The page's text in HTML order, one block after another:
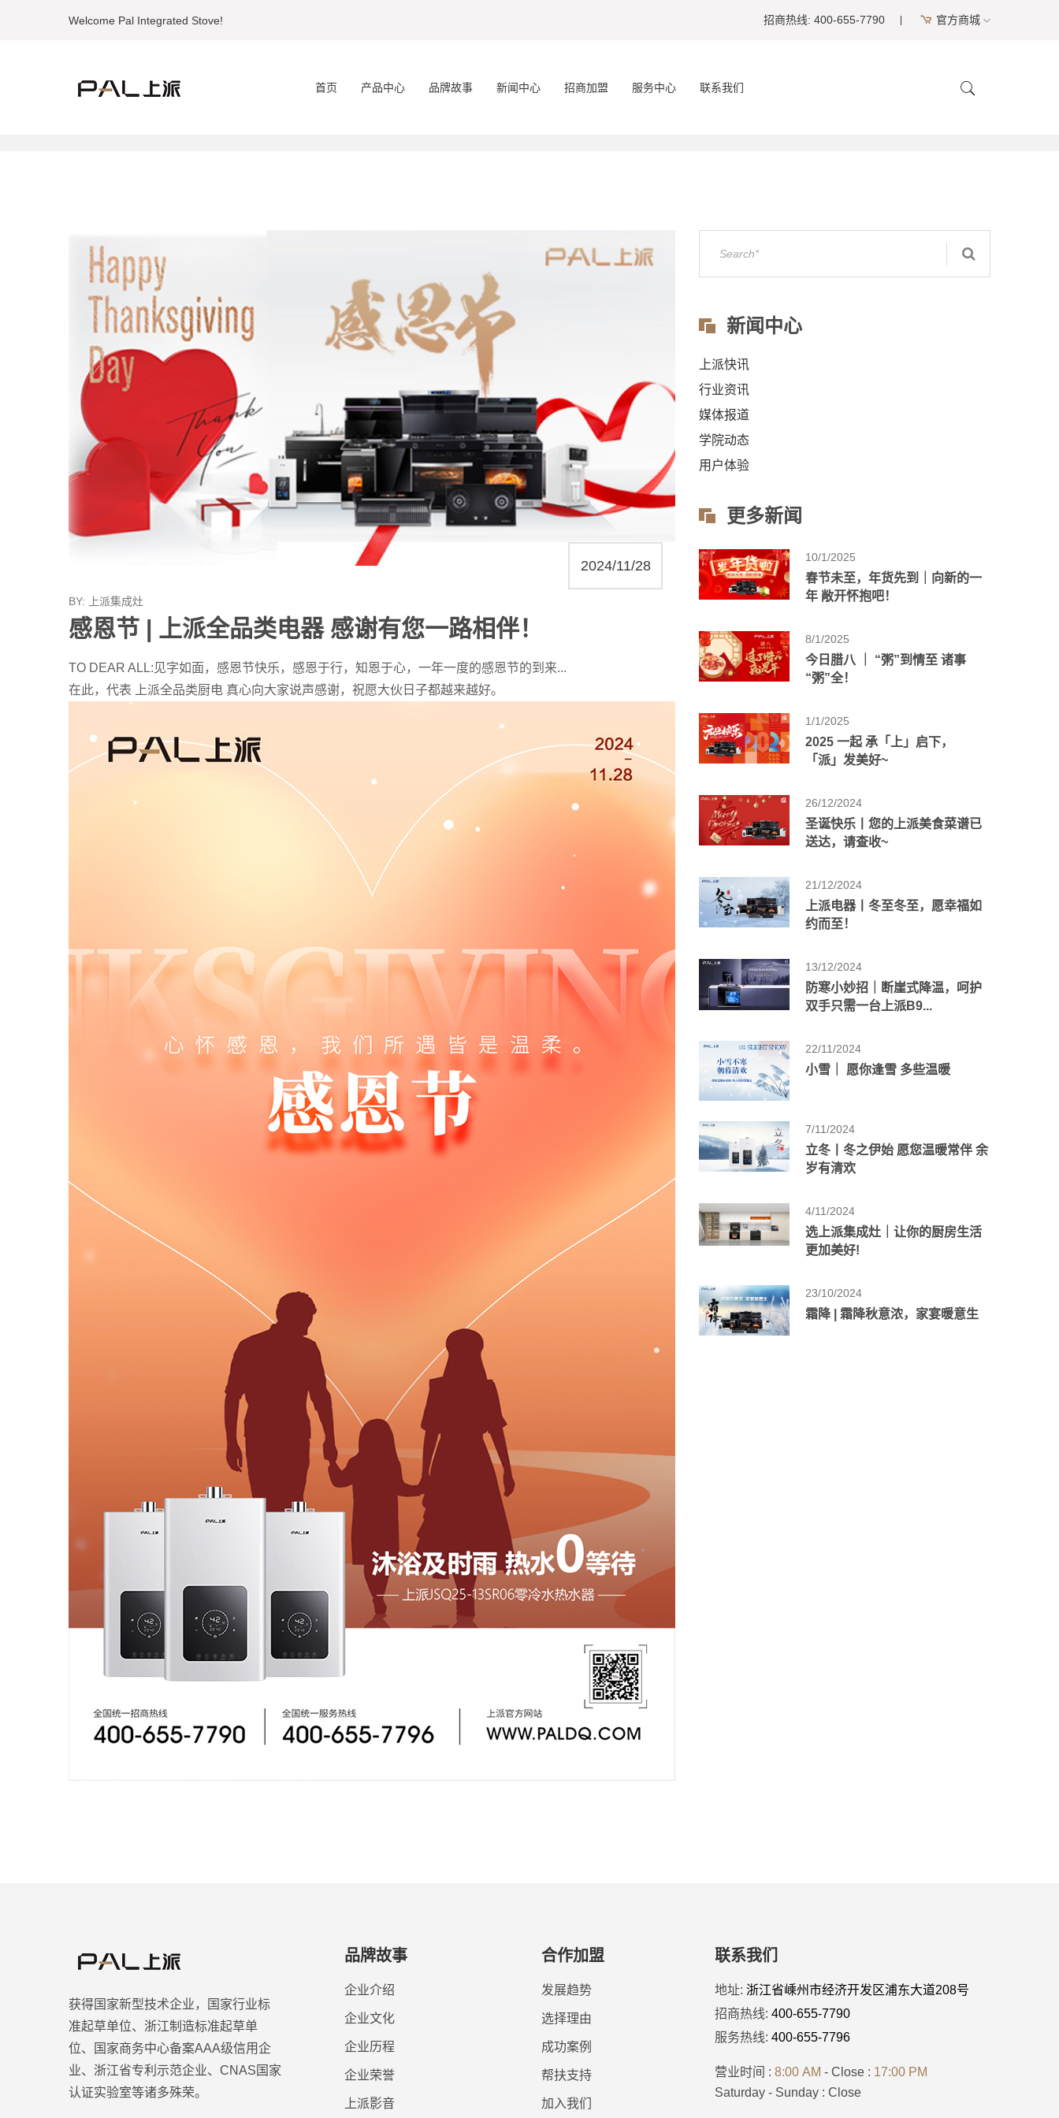
Welcome Pal Integrated Stove! 招商热线: 400-655-7790 官方商城
首页 产品中心 品牌故事 新闻中心 招商加盟 服务中心 联系我们
2024/11/28
BY: 上派集成灶
感恩节 | 上派全品类电器 感谢有您一路相伴！
TO DEAR ALL:见字如面，感恩节快乐，感恩于行，知恩于心，一年一度的感恩节的到来...
在此，代表 上派全品类厨电 真心向大家说声感谢，祝愿大伙日子都越来越好。
新闻中心
上派快讯
行业资讯
媒体报道
学院动态
用户体验
更多新闻
10/1/2025
春节未至，年货先到｜向新的一
年 敞开怀抱吧！
8/1/2025
今日腊八 ｜ “粥”到情至 诸事
“粥”全！
1/1/2025
2025 一起 承「上」启下，
「派」发美好~
26/12/2024
圣诞快乐丨您的上派美食菜谱已
送达，请查收~
21/12/2024
上派电器丨冬至冬至，愿幸福如
约而至！
13/12/2024
防寒小妙招｜断崖式降温，呵护
双手只需一台上派B9...
22/11/2024
小雪｜ 愿你逢雪 多些温暖
7/11/2024
立冬丨冬之伊始 愿您温暖常伴 余
岁有清欢
4/11/2024
选上派集成灶｜让你的厨房生活
更加美好!
23/10/2024
霜降 | 霜降秋意浓，家宴暖意生
获得国家新型技术企业，国家行业标
准起草单位、浙江制造标准起草单
位、国家商务中心备案AAA级信用企
业、浙江省专利示范企业、CNAS国家
认证实验室等诸多殊荣。
品牌故事
企业介绍
企业文化
企业历程
企业荣誉
上派影音
合作加盟
发展趋势
选择理由
成功案例
帮扶支持
加入我们
联系我们
地址: 浙江省嵊州市经济开发区浦东大道208号
招商热线: 400-655-7790
服务热线: 400-655-7796
营业时间 : 8:00 AM - Close : 17:00 PM
Saturday - Sunday : Close